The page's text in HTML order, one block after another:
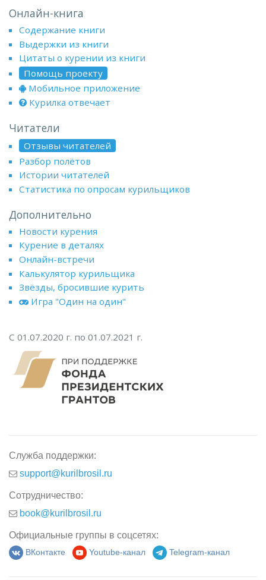
Онлайн-книга
Содержание книги
Выдержки из книги
Цитаты о курении из книги
Помощь проекту
Мобильное приложение
Курилка отвечает
Читатели
Отзывы читателей
Разбор полётов
Истории читателей
Статистика по опросам курильщиков
Дополнительно
Новости курения
Курение в деталях
Онлайн-встречи
Калькулятор курильщика
Звёзды, бросившие курить
Игра "Один на один"
С 01.07.2020 г. по 01.07.2021 г.
Служба поддержки:
support@kurilbrosil.ru
Сотрудничество:
book@kurilbrosil.ru
Официальные группы в соцсетях:
ВКонтакте Youtube-канал Telegram-канал